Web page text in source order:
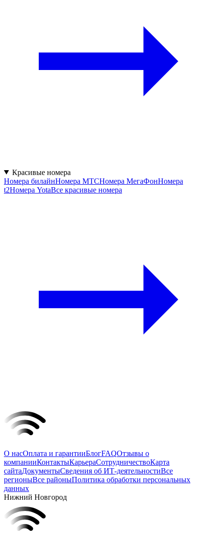
Красивые номера
Номера билайнНомера МТСНомера МегаФонНомера
t2Номера YotaВсе красивые номера
О насОплата и гарантииБлогFAQОтзывы о
компанииКонтактыКарьераСотрудничествоКарта
сайтаДокументыСведения об ИТ-деятельностиВсе
регионыВсе районыПолитика обработки персональных
данных
Нижний Новгород